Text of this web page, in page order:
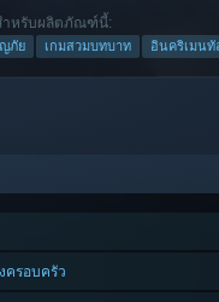
ำหรับผลิตภัณฑ์นี้:
ภัย เกมสวมบทบาท อินคริเมนทั
ครอบครัว